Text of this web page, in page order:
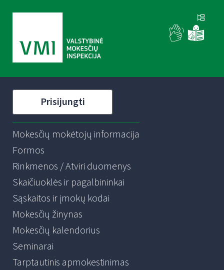
Prisijungti
Mokesčių mokėtojų informacija
Formos
Rinkmenos / Atviri duomenys
Skaičiuoklės ir pagalbininkai
Sąskaitos ir įmokų kodai
Mokesčių žinynas
Mokesčių kalendorius
Seminarai
Tarptautinis apmokestinimas